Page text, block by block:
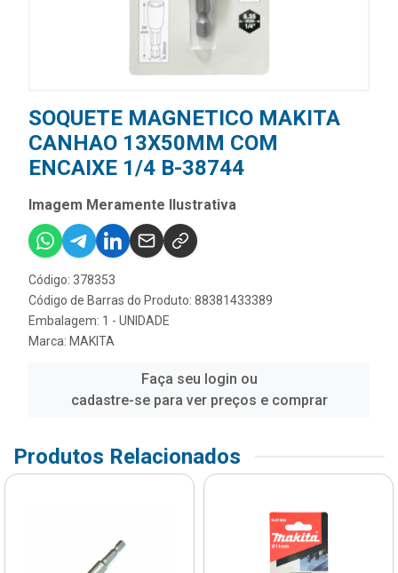
SOQUETE MAGNETICO MAKITA
CANHAO 13X50MM COM
ENCAIXE 1/4 B-38744
Imagem Meramente Ilustrativa
Código: 378353
Código de Barras do Produto: 88381433389
Embalagem: 1 - UNIDADE
Marca: MAKITA
Faça seu login ou
cadastre-se para ver preços e comprar
Produtos Relacionados